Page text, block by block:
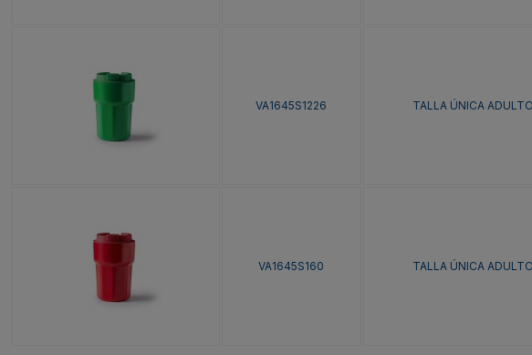
VA1645S1226 TALLA ÚNICA ADULTO
VA1645S160 TALLA ÚNICA ADULTO